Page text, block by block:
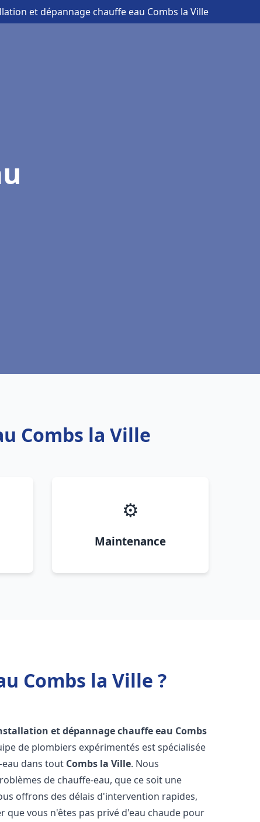
et dépannage chauffe eau Combs la Ville
Combs la Ville
⚙️
Maintenance
Combs la Ville ?
et dépannage chauffe eau Combs
de plombiers expérimentés est spécialisée
dans tout Combs la Ville. Nous
de chauffe-eau, que ce soit une
offrons des délais d'intervention rapides,
que vous n'êtes pas privé d'eau chaude pour